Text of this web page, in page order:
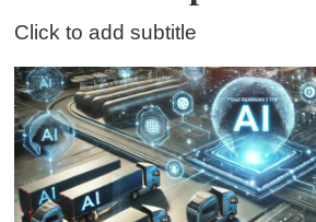
Click to add subtitle